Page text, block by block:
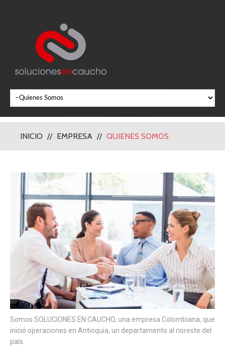
INICIO EMPRESA QUIENES SOMOS
Somos SOLUCIONES EN CAUCHO, una empresa Colombiana, que
inició operaciones en Antioquia, un departamento al noreste del
país.